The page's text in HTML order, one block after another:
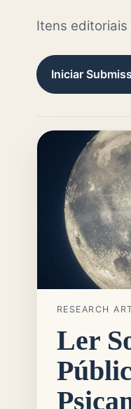
Itens
Iniciar
RESEARCH
Ler